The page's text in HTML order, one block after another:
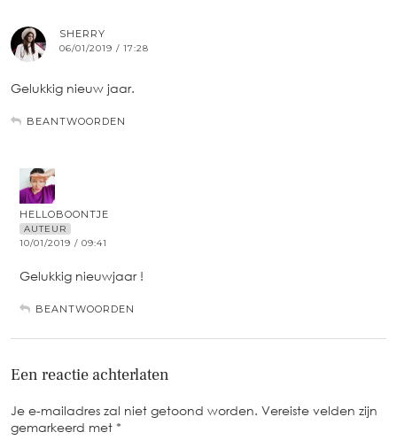
SHERRY
06/01/2019 / 17:28
Gelukkig nieuw jaar.
BEANTWOORDEN
HELLOBOONTJE
AUTEUR
10/01/2019 / 09:41
Gelukkig nieuwjaar !
BEANTWOORDEN
Een reactie achterlaten
Je e-mailadres zal niet getoond worden. Vereiste velden zijn
gemarkeerd met *